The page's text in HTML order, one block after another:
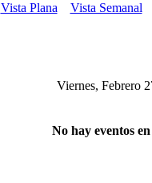
Vista Plana Vista Semanal
Viernes, Febrero
No hay eventos